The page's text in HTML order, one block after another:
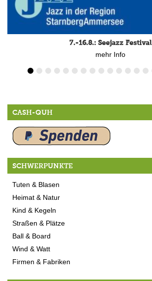
7.-16.8.: Seejazz Festival
mehr Info
CASH-QUH
SCHWERPUNKTE
Tuten & Blasen
Heimat & Natur
Kind & Kegeln
Straßen & Plätze
Ball & Board
Wind & Watt
Firmen & Fabriken